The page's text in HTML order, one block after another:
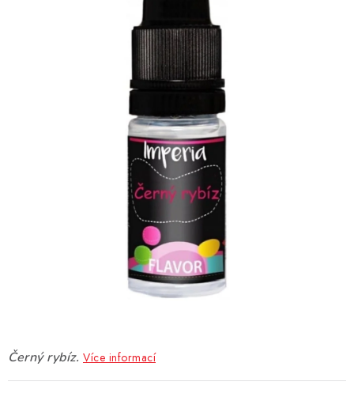
DÁRKOVÉ VOUCHERY
ATOMIZÉRY A CARTRIDGE
BATERIE A NABÍJEČKY
Černý rybíz. Více informací